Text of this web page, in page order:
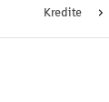
Kredite